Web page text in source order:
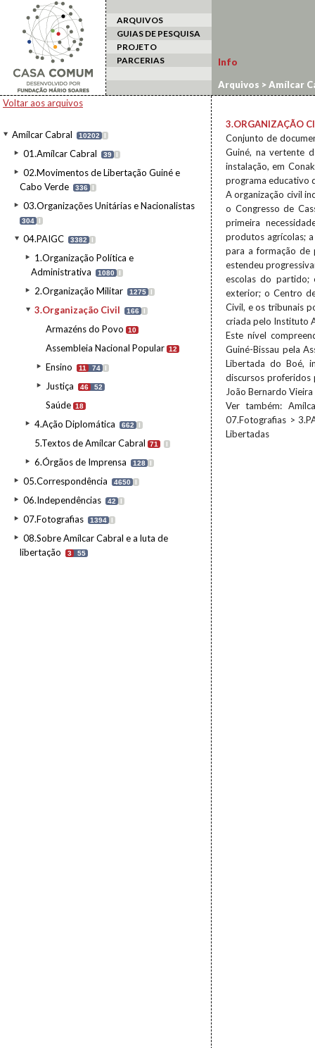
ARQUIVOS
GUIAS DE PESQUISA
PROJETO
PARCERIAS
Voltar aos arquivos
Amílcar Cabral 10202 I
01.Amílcar Cabral 39 I
02.Movimentos de Libertação Guiné e
Cabo Verde
336 I
03.Organizações Unitárias e Nacionalistas
304 I
04.PAIGC 3382 I
1.Organização Política e
Administrativa
1080 I
2.Organização Militar 1275 I
3.Organização Civil 166 I
Armazéns do Povo 10
Assembleia Nacional Popular 12
Ensino 11 74 I
Justiça 46 52
Saúde 18
4.Ação Diplomática 662 I
5.Textos de Amílcar Cabral 71 I
6.Órgãos de Imprensa 128 I
05.Correspondência 4650 I
06.Independências 42 I
07.Fotografias 1394 I
08.Sobre Amílcar Cabral e a luta de
libertação
3 55
Info
Arquivos >Amílcar
3.ORGANIZAÇÃO
Conjunto de
Guiné, na vertente
instalação, em
programa educativo
A organização civil
o Congresso de
primeira
produtos agrícolas;
para a formação de
estendeu
escolas do partido;
exterior; o Centro
Civil, e os tribunais
criada pelo Instituto
Este nível
Guiné-Bissau pela
Libertada do Boé,
discursos proferidos
João Bernardo
Ver também:
07.Fotografias >
Libertadas